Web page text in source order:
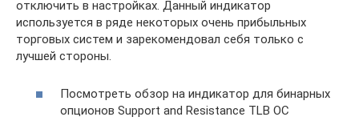
отключить в настройках. Данный индикатор
используется в ряде некоторых очень прибыльных
торговых систем и зарекомендовал себя только с
лучшей стороны.
Посмотреть обзор на индикатор для бинарных
опционов Support and Resistance TLB OC